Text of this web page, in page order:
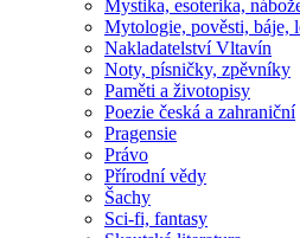
Mystika, esoterika,
Mytologie, pověsti, báje,
Nakladatelství Vltavín
Noty, písničky, zpěvníky
Paměti a životopisy
Poezie česká a zahraniční
Pragensie
Právo
Přírodní vědy
Šachy
Sci-fi, fantasy